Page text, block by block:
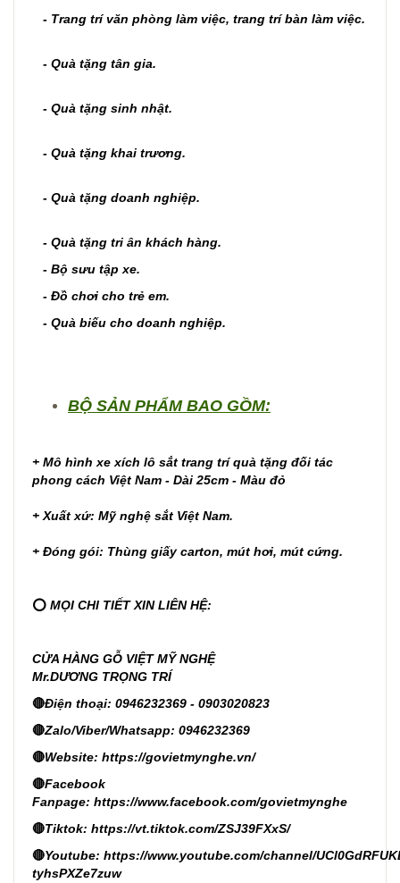
- Trang trí văn phòng làm việc, trang trí bàn làm việc.
- Quà tặng tân gia.
- Quà tặng sinh nhật.
- Quà tặng khai trương.
- Quà tặng doanh nghiệp.
- Quà tặng tri ân khách hàng.
- Bộ sưu tập xe.
- Đồ chơi cho trẻ em.
- Quà biếu cho doanh nghiệp.
BỘ SẢN PHẨM BAO GỒM:
+ Mô hình xe xích lô sắt trang trí quà tặng đối tác
phong cách Việt Nam - Dài 25cm - Màu đỏ
+ Xuất xứ: Mỹ nghệ sắt Việt Nam.
+ Đóng gói: Thùng giấy carton, mút hơi, mút cứng.
⭕ MỌI CHI TIẾT XIN LIÊN HỆ:
CỬA HÀNG GỖ VIỆT MỸ NGHỆ
Mr.DƯƠNG TRỌNG TRÍ
🔴Điện thoại: 0946232369 - 0903020823
🔴Zalo/Viber/Whatsapp: 0946232369
🔴Website: https://govietmynghe.vn/
🔴Facebook
Fanpage: https://www.facebook.com/govietmynghe
🔴Tiktok: https://vt.tiktok.com/ZSJ39FXxS/
🔴Youtube: https://www.youtube.com/channel/
tyhsPXZe7zuw